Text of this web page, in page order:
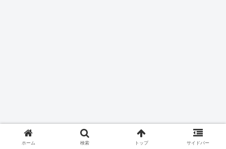
ホーム 検索 トップ サイドバー